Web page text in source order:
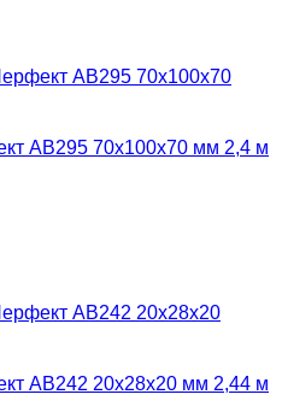
AB295 70х100х70 мм 2,4 м
AB242 20х28х20 мм 2,44 м